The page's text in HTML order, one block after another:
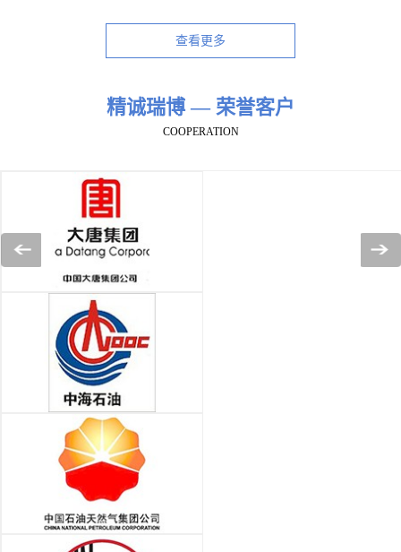
查看更多
精诚瑞博 — 荣誉客户
COOPERATION